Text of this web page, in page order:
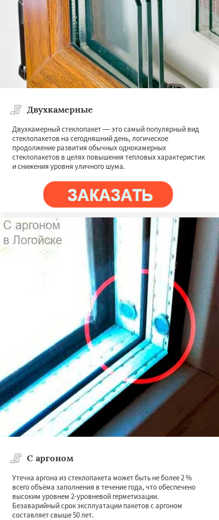
Работаем по
регионам
×
Березино Клецк Любань Старые дороги
Воложин Узда Червень Копыль
Крупки Мядель Жодино
Двухкамерные
Двухкамерный стеклопакет — это самый популярный вид
стеклопакетов на сегодняшний день, логическое
продолжение развития обычных однокамерных
стеклопакетов в целях повышения тепловых характеристик
и снижения уровня уличного шума.
С аргоном
Утечка аргона из стеклопакета может быть не более 2 %
всего объёма заполнения в течение года, что обеспечено
высоким уровнем 2-уровневой герметизации.
Безаварийный срок эксплуатации пакетов с аргоном
составляет свыше 50 лет.
×
Даю согласие на обработку персональных данных